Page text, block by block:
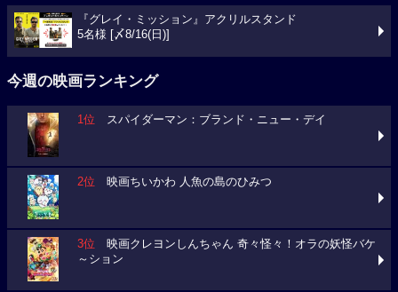
『グレイ・ミッション』アクリルスタンド
5名様 [〆8/16(日)]
今週の映画ランキング
1位 スパイダーマン：ブランド・ニュー・デイ
2位 映画ちいかわ 人魚の島のひみつ
3位 映画クレヨンしんちゃん 奇々怪々！オラの妖怪バケ
～ション